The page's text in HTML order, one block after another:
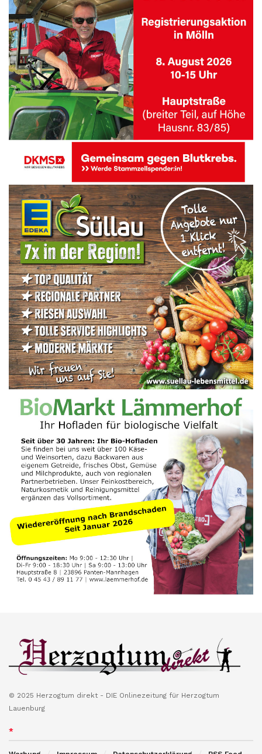
© 2025 Herzogtum direkt - DIE Onlinezeitung für Herzogtum
Lauenburg
*